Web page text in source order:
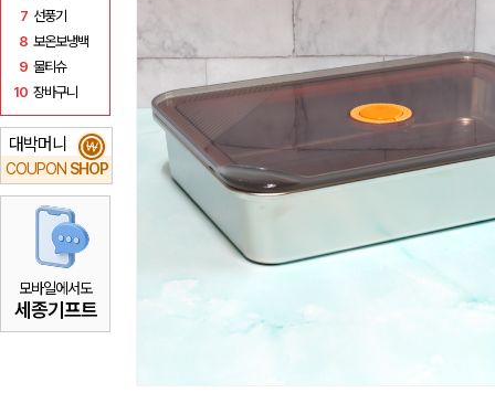
7 선풍기
8 보온보냉백
9 물티슈
10 장바구니
대박머니
COUPON SHOP
₩
모바일에서도
세종기프트